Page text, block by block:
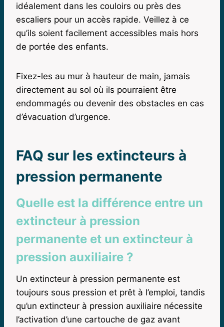
idéalement dans les couloirs ou près des
escaliers pour un accès rapide. Veillez à ce
qu’ils soient facilement accessibles mais hors
de portée des enfants.
Fixez-les au mur à hauteur de main, jamais
directement au sol où ils pourraient être
endommagés ou devenir des obstacles en cas
d’évacuation d’urgence.
FAQ sur les extincteurs à
pression permanente
Quelle est la différence entre un
extincteur à pression
permanente et un extincteur à
pression auxiliaire ?
Un extincteur à pression permanente est
toujours sous pression et prêt à l’emploi, tandis
qu’un extincteur à pression auxiliaire nécessite
l’activation d’une cartouche de gaz avant